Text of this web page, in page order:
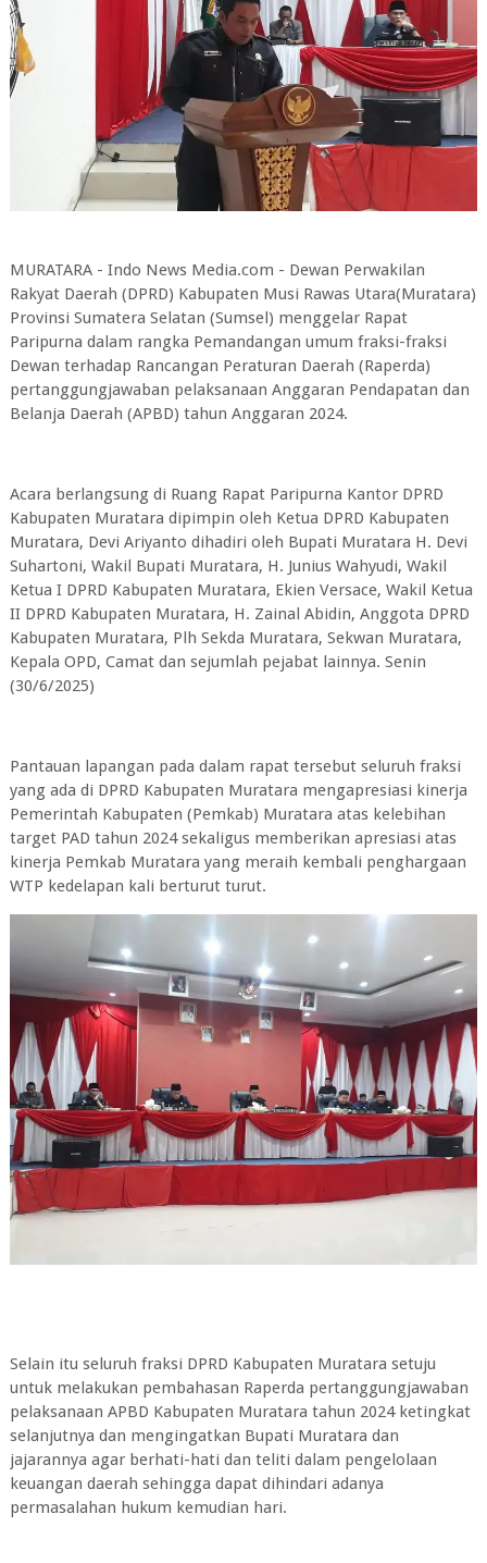
MURATARA - Indo News Media.com - Dewan Perwakilan
Rakyat Daerah (DPRD) Kabupaten Musi Rawas Utara(Muratara)
Provinsi Sumatera Selatan (Sumsel) menggelar Rapat
Paripurna dalam rangka Pemandangan umum fraksi-fraksi
Dewan terhadap Rancangan Peraturan Daerah (Raperda)
pertanggungjawaban pelaksanaan Anggaran Pendapatan dan
Belanja Daerah (APBD) tahun Anggaran 2024.
Acara berlangsung di Ruang Rapat Paripurna Kantor DPRD
Kabupaten Muratara dipimpin oleh Ketua DPRD Kabupaten
Muratara, Devi Ariyanto dihadiri oleh Bupati Muratara H. Devi
Suhartoni, Wakil Bupati Muratara, H. Junius Wahyudi, Wakil
Ketua I DPRD Kabupaten Muratara, Ekien Versace, Wakil Ketua
II DPRD Kabupaten Muratara, H. Zainal Abidin, Anggota DPRD
Kabupaten Muratara, Plh Sekda Muratara, Sekwan Muratara,
Kepala OPD, Camat dan sejumlah pejabat lainnya. Senin
(30/6/2025)
Pantauan lapangan pada dalam rapat tersebut seluruh fraksi
yang ada di DPRD Kabupaten Muratara mengapresiasi kinerja
Pemerintah Kabupaten (Pemkab) Muratara atas kelebihan
target PAD tahun 2024 sekaligus memberikan apresiasi atas
kinerja Pemkab Muratara yang meraih kembali penghargaan
WTP kedelapan kali berturut turut.
Selain itu seluruh fraksi DPRD Kabupaten Muratara setuju
untuk melakukan pembahasan Raperda pertanggungjawaban
pelaksanaan APBD Kabupaten Muratara tahun 2024 ketingkat
selanjutnya dan mengingatkan Bupati Muratara dan
jajarannya agar berhati-hati dan teliti dalam pengelolaan
keuangan daerah sehingga dapat dihindari adanya
permasalahan hukum kemudian hari.